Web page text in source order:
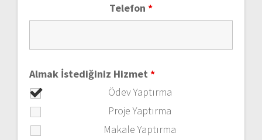
Telefon *
Almak İstediğiniz Hizmet *
Ödev Yaptırma
Proje Yaptırma
Makale Yaptırma